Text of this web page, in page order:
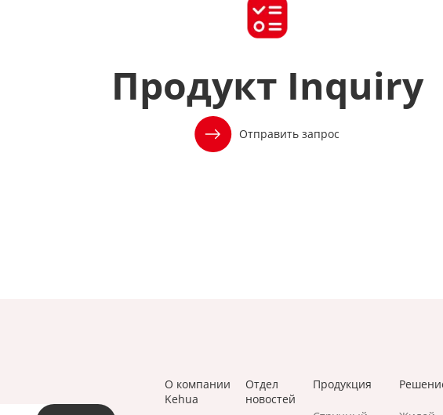
Продукт Inquiry
Отправить запрос
О компании
Kehua
Отдел
новостей
Продукция